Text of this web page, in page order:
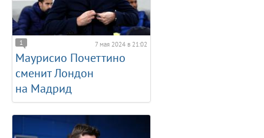
1 7 мая 2024 в 21:02
Маурисио Почеттино
сменит Лондон
на Мадрид